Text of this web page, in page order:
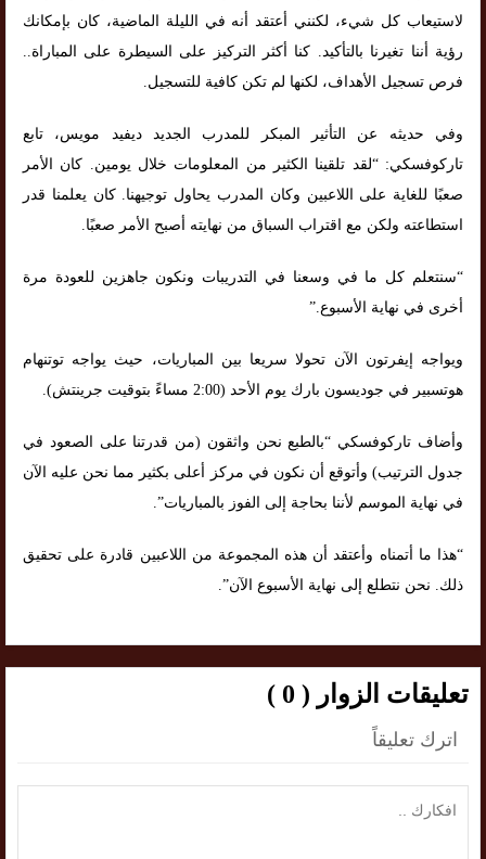
لاستيعاب كل شيء، لكنني أعتقد أنه في الليلة الماضية، كان بإمكانك
رؤية أننا تغيرنا بالتأكيد. كنا أكثر التركيز على السيطرة على المباراة..
فرص تسجيل الأهداف، لكنها لم تكن كافية للتسجيل.
وفي حديثه عن التأثير المبكر للمدرب الجديد ديفيد مويس، تابع
تاركوفسكي: “لقد تلقينا الكثير من المعلومات خلال يومين. كان الأمر
صعبًا للغاية على اللاعبين وكان المدرب يحاول توجيهنا. كان يعلمنا قدر
استطاعته ولكن مع اقتراب السباق من نهايته أصبح الأمر صعبًا.
“سنتعلم كل ما في وسعنا في التدريبات ونكون جاهزين للعودة مرة
أخرى في نهاية الأسبوع.”
ويواجه إيفرتون الآن تحولا سريعا بين المباريات، حيث يواجه توتنهام
هوتسبير في جوديسون بارك يوم الأحد (2:00 مساءً بتوقيت جرينتش).
وأضاف تاركوفسكي “بالطبع نحن واثقون (من قدرتنا على الصعود في
جدول الترتيب) وأتوقع أن نكون في مركز أعلى بكثير مما نحن عليه الآن
في نهاية الموسم لأننا بحاجة إلى الفوز بالمباريات”.
“هذا ما أتمناه وأعتقد أن هذه المجموعة من اللاعبين قادرة على تحقيق
ذلك. نحن نتطلع إلى نهاية الأسبوع الآن”.
تعليقات الزوار ( 0 )
اترك تعليقاً